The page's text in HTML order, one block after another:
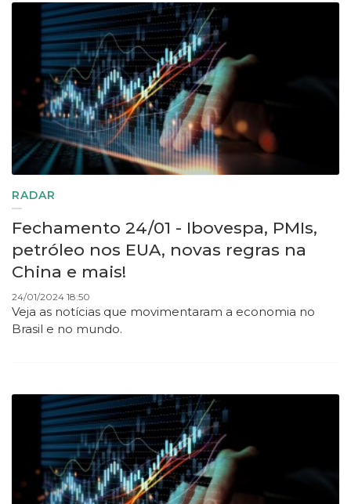
RADAR
Fechamento 24/01 - Ibovespa, PMIs,
petróleo nos EUA, novas regras na
China e mais!
24/01/2024 18:50
Veja as notícias que movimentaram a economia no
Brasil e no mundo.